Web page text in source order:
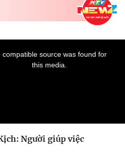
Multimedia
Multiform
Doanh nhân Sài
Gòn
Người giúp việc